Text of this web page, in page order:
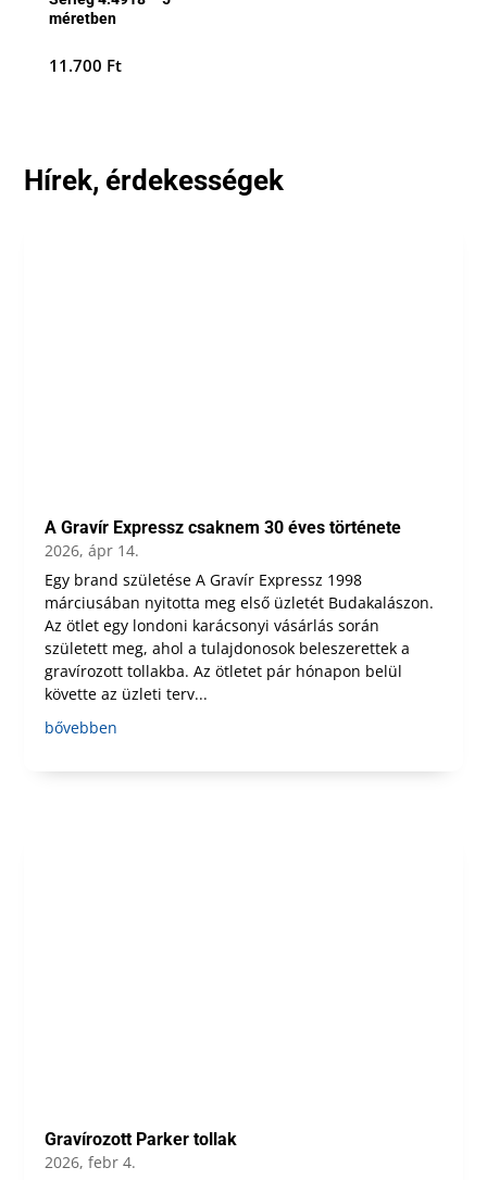
méretben
11.700 Ft
Hírek, érdekességek
A Gravír Expressz csaknem 30 éves története
2026, ápr 14.
Egy brand születése A Gravír Expressz 1998
márciusában nyitotta meg első üzletét Budakalászon.
Az ötlet egy londoni karácsonyi vásárlás során
született meg, ahol a tulajdonosok beleszerettek a
gravírozott tollakba. Az ötletet pár hónapon belül
követte az üzleti terv...
bővebben
Gravírozott Parker tollak
2026, febr 4.